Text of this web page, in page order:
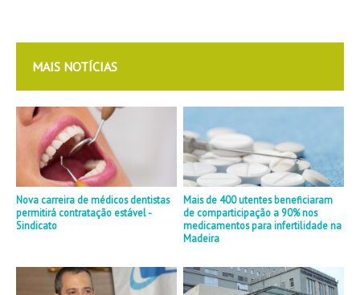
MAIS NOTÍCIAS
Nova carreira de médicos dentistas
permitirá contratação estável -
Sindicato
Mais de 400 utentes beneficiaram
de comparticipação a 90% nos
medicamentos para infertilidade na
Madeira